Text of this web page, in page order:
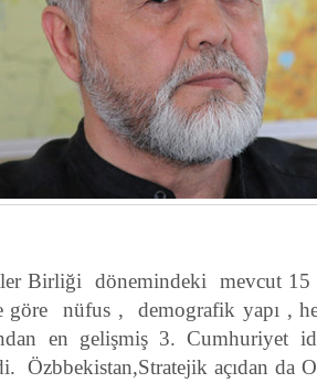
Birliği dönemindeki mevcut
göre nüfus , demografik yapı ,
en gelişmiş 3. Cumhuriyet
Özbbekistan,Stratejik açıdan da